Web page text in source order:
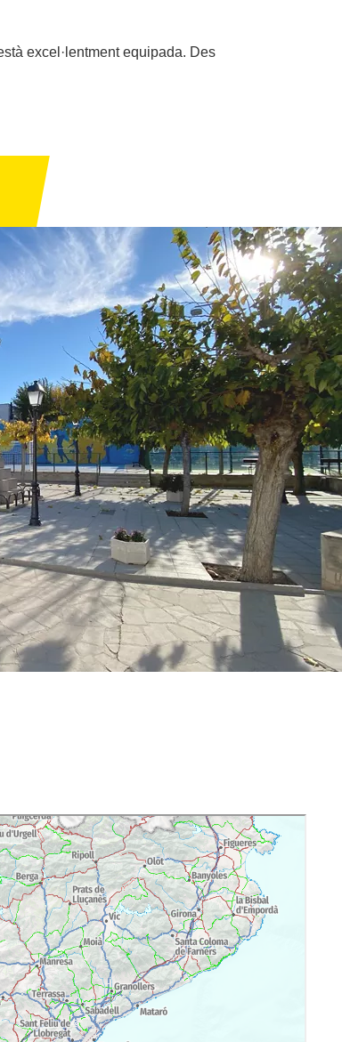
excel·lentment equipada. Des